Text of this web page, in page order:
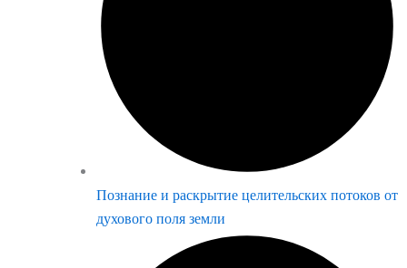
Познание и раскрытие целительских потоков от
духового поля земли